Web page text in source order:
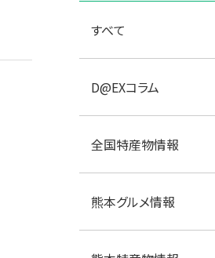
すべて
D@EXコラム
全国特産物情報
熊本グルメ情報